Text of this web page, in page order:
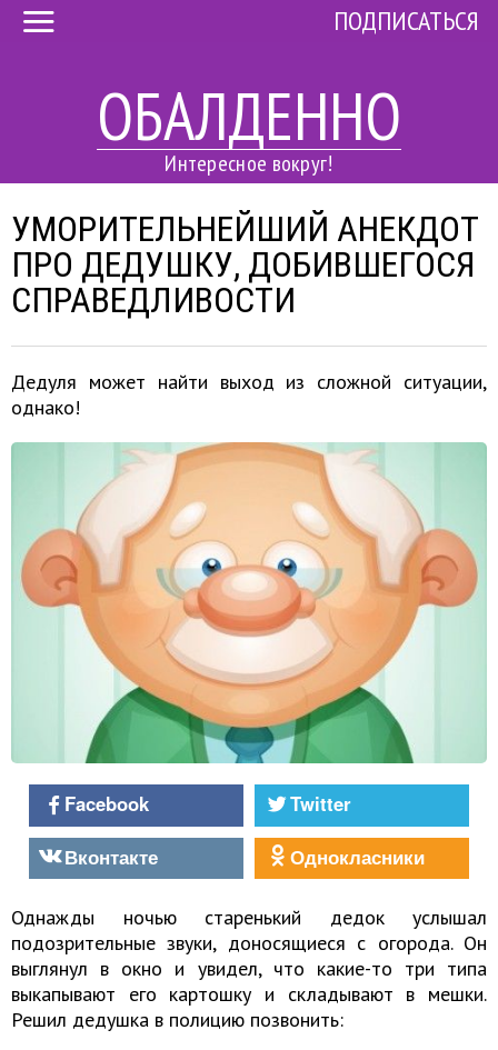
ОБАЛДЕННО
Интересное вокруг!
ПОДПИСАТЬСЯ
УМОРИТЕЛЬНЕЙШИЙ АНЕКДОТ
ПРО ДЕДУШКУ, ДОБИВШЕГОСЯ
СПРАВЕДЛИВОСТИ
Дедуля может найти выход из сложной ситуации,
однако!
Facebook
Twitter
Вконтакте
Однокласники
Однажды ночью старенький дедок услышал
подозрительные звуки, доносящиеся с огорода. Он
выглянул в окно и увидел, что какие-то три типа
выкапывают его картошку и складывают в мешки.
Решил дедушка в полицию позвонить: